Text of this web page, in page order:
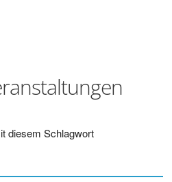
diesem Schlagwort